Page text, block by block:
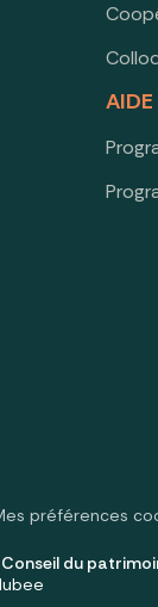
AIDE
préférences
du